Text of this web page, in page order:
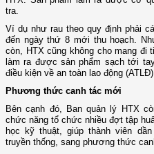
tra.
Ví dụ như rau theo quy định phải
đến ngày thứ 8 mới thu hoạch.
còn, HTX cũng không cho mang
làm ra được sản phẩm sạch tới
điều kiện về an toàn lao động
Phương thức canh tác mới
Bên cạnh đó, Ban quản lý HTX
chức năng tổ chức nhiều đợt tập
học kỹ thuật, giúp thành viên
truyền thống, sang phương thức